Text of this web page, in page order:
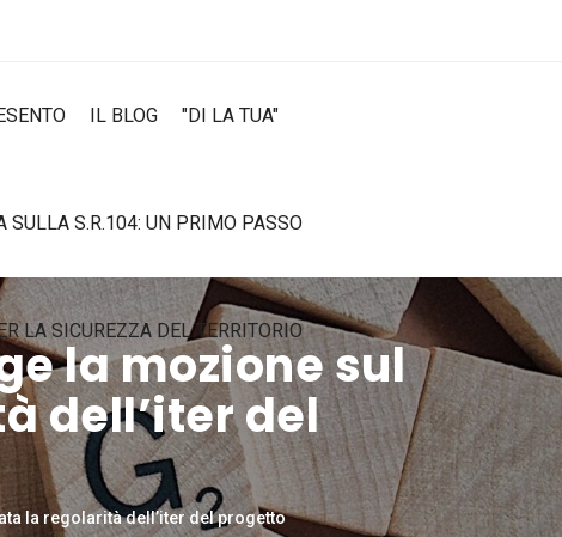
IL BLOG "DI LA TUA"
SULLA S.R.104: UN PRIMO PASSO
LA SICUREZZA DEL TERRITORIO
la mozione sul
dell’iter del
la regolarità dell’iter del progetto